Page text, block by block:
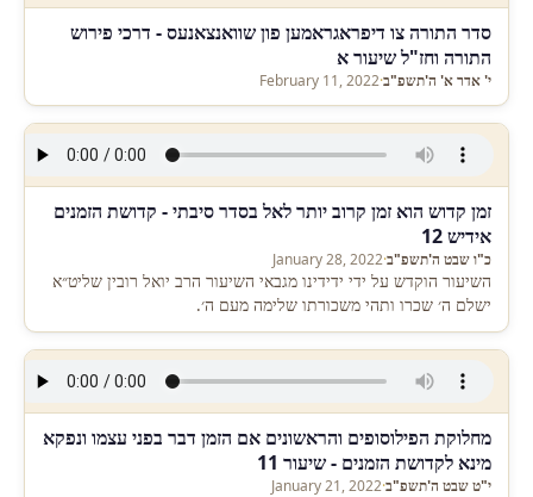
סדר התורה צו דיפראגראמען פון שוואנצאנעס - דרכי פירוש
התורה וחז"ל שיעור א
י' אדר א' ה'תשפ"ב·
February 11, 2022
זמן קדוש הוא זמן קרוב יותר לאל בסדר סיבתי - קדושת הזמנים
אידיש 12
כ"ו שבט ה'תשפ"ב·
January 28, 2022
השיעור הוקדש על ידי ידידינו מגבאי השיעור הרב יואל רובין שליט״א
ישלם ה׳ שכרו ותהי משכורתו שלימה מעם ה׳.
מחלוקת הפילוסופים והראשונים אם הזמן דבר בפני עצמו ונפקא
מינא לקדושת הזמנים - שיעור 11
י"ט שבט ה'תשפ"ב·
January 21, 2022